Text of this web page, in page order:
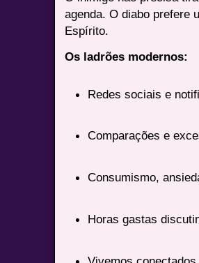
agenda. O diabo prefere
Espírito.
Os ladrões modernos:
Redes sociais e
Comparações e
Consumismo,
Horas gastas